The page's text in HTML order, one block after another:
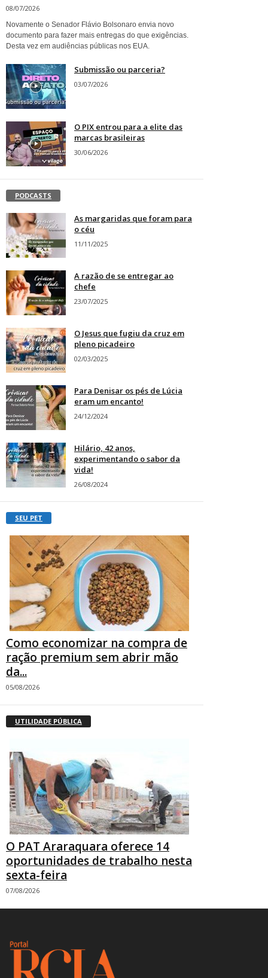
08/07/2026
Novamente o Senador Flávio Bolsonaro envia novo
documento para fazer mais entregas do que exigências.
Desta vez em audiências públicas nos EUA.
Submissão ou parceria?
03/07/2026
O PIX entrou para a elite das
marcas brasileiras
30/06/2026
PODCASTS
As margaridas que foram para
o céu
11/11/2025
A razão de se entregar ao
chefe
23/07/2025
O Jesus que fugiu da cruz em
pleno picadeiro
02/03/2025
Para Denisar os pés de Lúcia
eram um encanto!
24/12/2024
Hilário, 42 anos,
experimentando o sabor da
vida!
26/08/2024
SEU PET
Como economizar na compra de
ração premium sem abrir mão
da...
05/08/2026
UTILIDADE PÚBLICA
O PAT Araraquara oferece 14
oportunidades de trabalho nesta
sexta-feira
07/08/2026